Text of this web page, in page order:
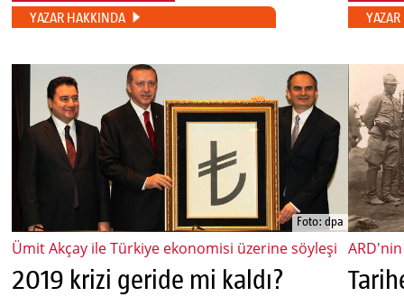
YAZAR HAKKINDA
Foto: dpa
Ümit Akçay ile Türkiye ekonomisi üzerine söyleşi
2019 krizi geride mi kaldı?